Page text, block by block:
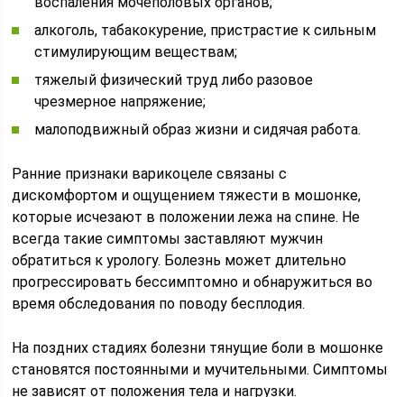
алкоголь, табакокурение, пристрастие к сильным
стимулирующим веществам;
тяжелый физический труд либо разовое
чрезмерное напряжение;
малоподвижный образ жизни и сидячая работа.
Ранние признаки варикоцеле связаны с
дискомфортом и ощущением тяжести в мошонке,
которые исчезают в положении лежа на спине. Не
всегда такие симптомы заставляют мужчин
обратиться к урологу. Болезнь может длительно
прогрессировать бессимптомно и обнаружиться во
время обследования по поводу бесплодия.
На поздних стадиях болезни тянущие боли в мошонке
становятся постоянными и мучительными. Симптомы
не зависят от положения тела и нагрузки.